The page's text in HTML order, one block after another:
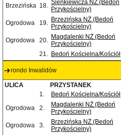
Brzezińska 18. Sienkiewicza NŻ (Bedoń
Przykościelny)
Ogrodowa
19. Brzezińska NŻ (Bedoń
Przykościelny)
Ogrodowa
20. Magdalenki NŻ (Bedoń
Przykościelny)
21. Bedoń Kościelna/Kościół
rondo Inwalidów
ULICA PRZYSTANEK
1.
Bedoń Kościelna/Kościół
Ogrodowa
2.
Magdalenki NŻ (Bedoń
Przykościelny)
Ogrodowa
3.
Brzezińska NŻ (Bedoń
Przykościelny)